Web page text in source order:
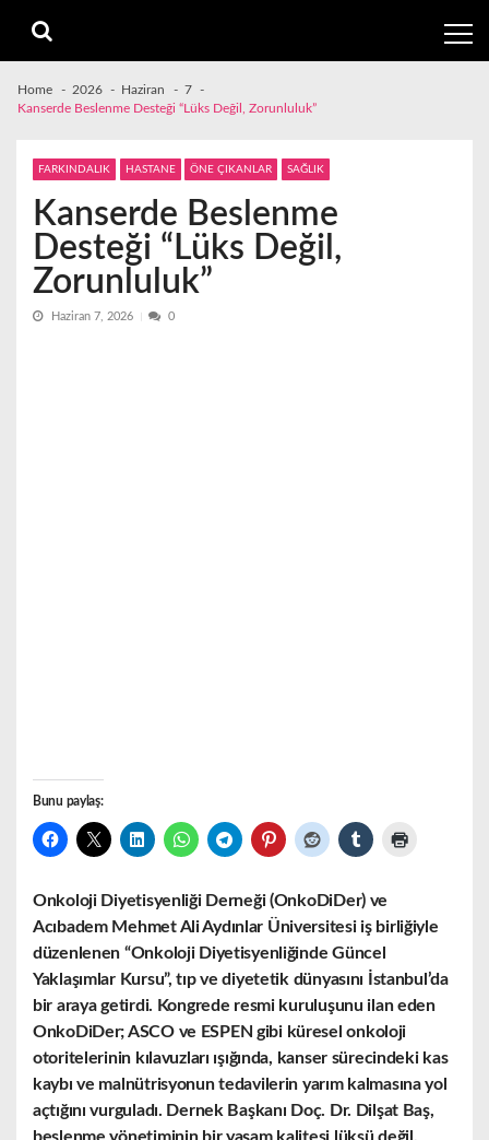
navigation
content
Home 2026 Haziran
7
Kanserde Beslenme Desteği “Lüks Değil, Zorunluluk”
FARKINDALIK HASTANE ÖNE ÇIKANLAR SAĞLIK
Kanserde Beslenme
Desteği “Lüks Değil,
Zorunluluk”
Haziran 7, 2026 0
Bunu paylaş:
Onkoloji Diyetisyenliği Derneği (OnkoDiDer) ve
Acıbadem Mehmet Ali Aydınlar Üniversitesi iş birliğiyle
düzenlenen “Onkoloji Diyetisyenliğinde Güncel
Yaklaşımlar Kursu”, tıp ve diyetetik dünyasını İstanbul’da
bir araya getirdi. Kongrede resmi kuruluşunu ilan eden
OnkoDiDer; ASCO ve ESPEN gibi küresel onkoloji
otoritelerinin kılavuzları ışığında, kanser sürecindeki kas
kaybı ve malnütrisyonun tedavilerin yarım kalmasına yol
açtığını vurguladı. Dernek Başkanı Doç. Dr. Dilşat Baş,